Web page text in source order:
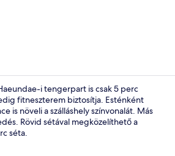
Lobby pihenő
i tengerpart is csak 5 perc
fitneszterem biztosítja. Esténként
is növeli a szálláshely színvonalát. Más
Rövid sétával megközelíthető a
séta.